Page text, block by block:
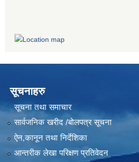
सूचनाहरु
सूचना तथा समाचार
सार्वजनिक खरीद /बोलपत्र सूचना
ऐन,कानून तथा निर्देशिका
आन्तरीक लेखा परिक्षण प्रतिवेदन